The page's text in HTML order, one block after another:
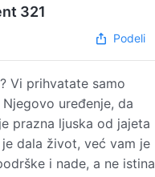
321
Podeli
Vi prihvatate samo
uređenje, da
prazna ljuska od jajeta
dala život, već vam je
i nade, a ne istina